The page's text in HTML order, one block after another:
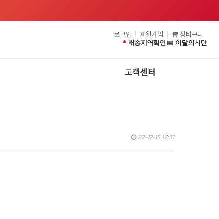
로그인 회원가입 장바구니
* 배송지역확인📅 이달의식단
고객센터
22-12-15 17:31